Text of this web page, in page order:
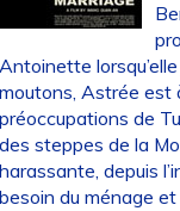
Astrée est
de
steppes de la
depuis
du ménage